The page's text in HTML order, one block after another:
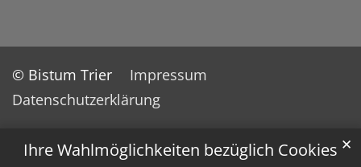
Ihre Wahlmöglichkeiten bezüglich Cookies ✕
© Bistum Trier
Impressum
Datenschutzerklärung